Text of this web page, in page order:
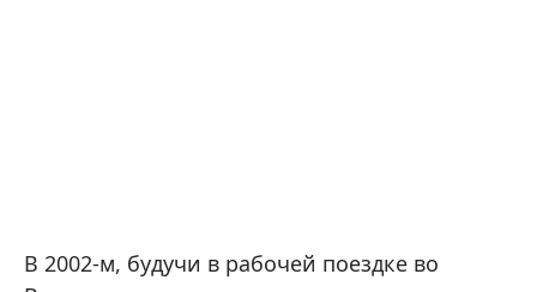
В 2002-м, будучи в рабочей поездке во